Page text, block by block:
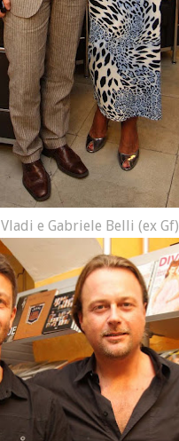
Vladi e Gabriele Belli (ex Gf)